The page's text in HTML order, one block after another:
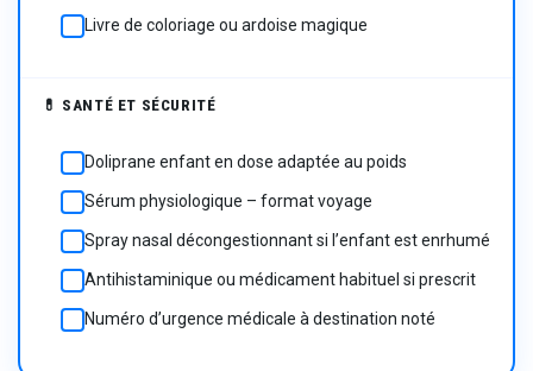
Livre de coloriage ou ardoise magique
💊 SANTÉ ET SÉCURITÉ
Doliprane enfant en dose adaptée au poids
Sérum physiologique – format voyage
Spray nasal décongestionnant si l’enfant est enrhumé
Antihistaminique ou médicament habituel si prescrit
Numéro d’urgence médicale à destination noté